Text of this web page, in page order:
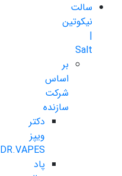
سالت
نیکوتین
|
Salt
بر
اساس
شرکت
سازنده
دکتر
ویپز
DR.VAPES
پاد